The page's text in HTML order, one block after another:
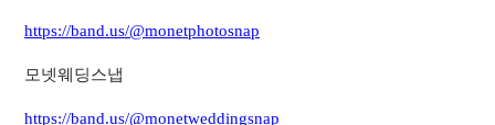
https://band.us/@monetphotosnap
모넷웨딩스냅
https://band.us/@monetweddingsnap